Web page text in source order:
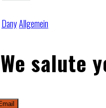
DanyAllgemein
salute